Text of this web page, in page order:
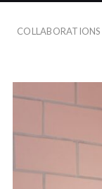
COLLABORATIONS